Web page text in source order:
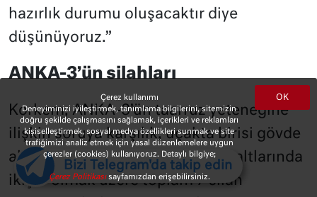
hazırlık durumu oluşacaktır diye
düşünüyoruz.”
ANKA-3’ün silahları
Korkem, ANKA-3’ün taarruz yeteneğine
ilişkin soruya karşılık, uçakta birisi gövde
altı merkez, ikisi dahili ve kanat altlarında
ikişer olmak üzere toplam 7 silah
OK
Çerez kullanımı
Deneyiminizi iyileştirmek, tanımlama bilgilerini, sitemizin
doğru şekilde çalışmasını sağlamak, içerikleri ve reklamları
kişiselleştirmek, sosyal medya özellikleri sunmak ve site
trafiğimizi analiz etmek için yasal düzenlemelere uygun
çerezler (cookies) kullanıyoruz. Detaylı bilgiye;
Çerez Politikasısayfamızdan erişebilirsiniz.
Bizi Telegram'da takip edin